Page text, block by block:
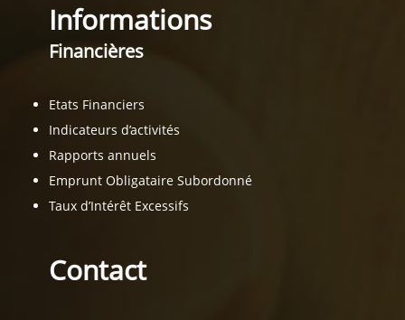
Informations
Financières
Etats Financiers
Indicateurs d’activités
Rapports annuels
Emprunt Obligataire Subordonné
Taux d’Intérêt Excessifs
Contact